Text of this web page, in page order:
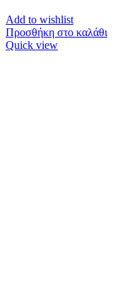
Add to wishlist
Προσθήκη στο καλάθι
Quick view